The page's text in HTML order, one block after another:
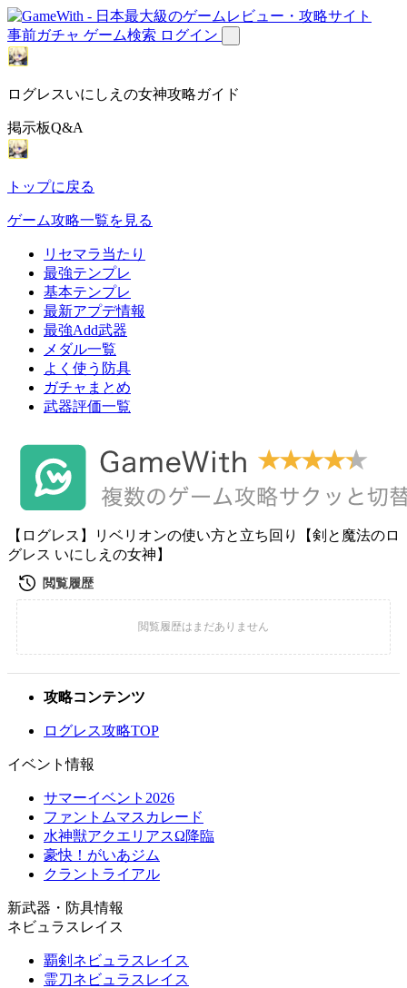
事前ガチャ ゲーム検索 ログイン
ログレスいにしえの女神攻略ガイド
掲示板Q&A
トップに戻る
ゲーム攻略一覧を見る
リセマラ当たり
最強テンプレ
基本テンプレ
最新アプデ情報
最強Add武器
メダル一覧
よく使う防具
ガチャまとめ
武器評価一覧
【ログレス】リベリオンの使い方と立ち回り【剣と魔法のロ
グレス いにしえの女神】
攻略コンテンツ
ログレス攻略TOP
イベント情報
サマーイベント2026
ファントムマスカレード
水神獣アクエリアスΩ降臨
豪快！がいあジム
クラントライアル
新武器・防具情報
ネビュラスレイス
覇剣ネビュラスレイス
霊刀ネビュラスレイス